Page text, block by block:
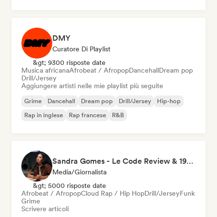
DMY
Curatore Di Playlist
&gt; 9300 risposte date
Musica africanaAfrobeat / AfropopDancehallDream pop
Drill/Jersey
Aggiungere artisti nelle mie playlist più seguite
Grime Dancehall Dream pop Drill/Jersey
Hip-hop
Rap in inglese
Rap francese R&B
Sandra Gomes - Le Code Review & 1993initiales
Media/Giornalista
&gt; 5000 risposte date
Afrobeat / AfropopCloud Rap / Hip HopDrill/JerseyFunk
Grime
Scrivere articoli